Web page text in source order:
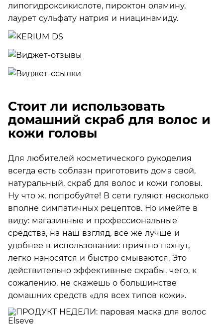
липогидроксикислоте, пироктон оламину,
лаурет сульфату натрия и ниацинамиду.
Стоит ли использовать
домашний скраб для волос и
кожи головы
Для любителей косметического рукоделия
всегда есть соблазн приготовить дома свой,
натуральный, скраб для волос и кожи головы.
Ну что ж, попробуйте! В сети гуляют несколько
вполне симпатичных рецептов. Но имейте в
виду: магазинные и профессиональные
средства, на наш взгляд, все же лучше и
удобнее в использовании: приятно пахнут,
легко наносятся и быстро смываются. Это
действительно эффективные скрабы, чего, к
сожалению, не скажешь о большинстве
домашних средств «для всех типов кожи».